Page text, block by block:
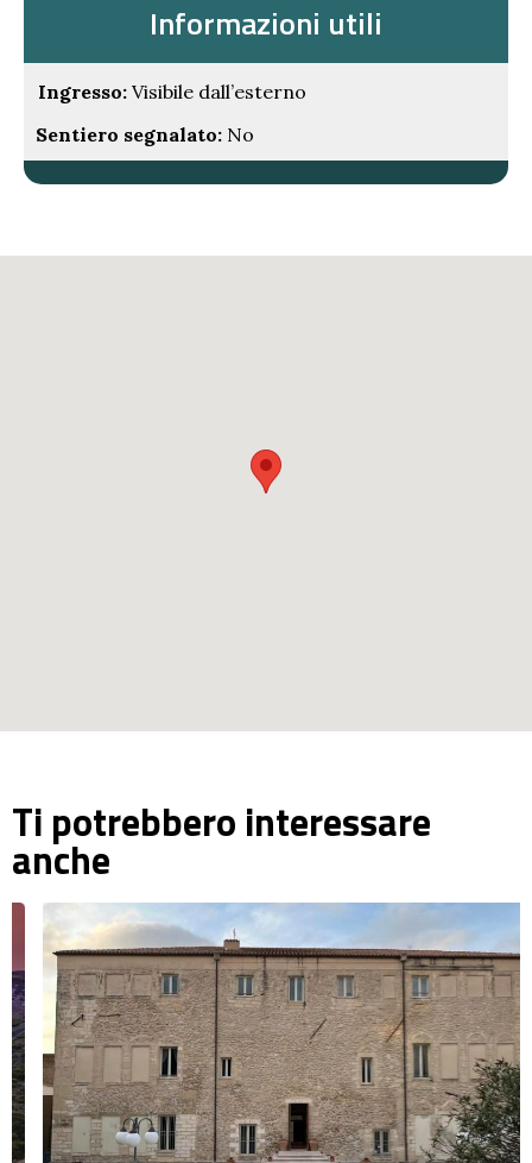
Informazioni utili
Ingresso: Visibile dall’esterno
Sentiero segnalato: No
Ti potrebbero interessare
anche